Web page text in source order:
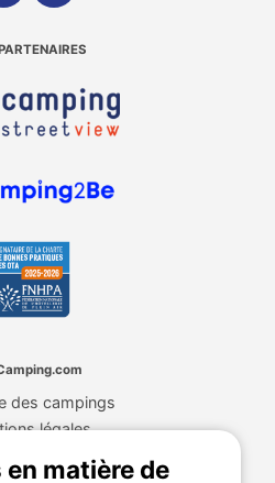
des campings
légales
matière de